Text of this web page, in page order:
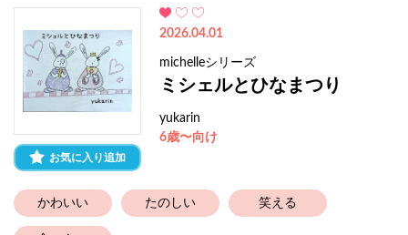
お気に入り追加
2026.04.01
michelleシリーズ
ミシェルとひなまつり
yukarin
6歳〜向け
かわいい たのしい 笑える